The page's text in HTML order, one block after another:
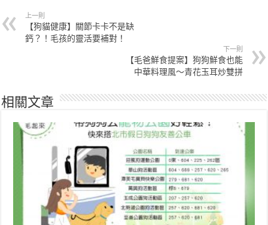
上一則
【狗貓健康】關節卡卡不是缺
鈣？！毛孩的靈活要補對！
下一則
【毛爸鮮食提案】狗狗鮮食也能
中華料理風～青花玉耳炒雙拼
相關文章